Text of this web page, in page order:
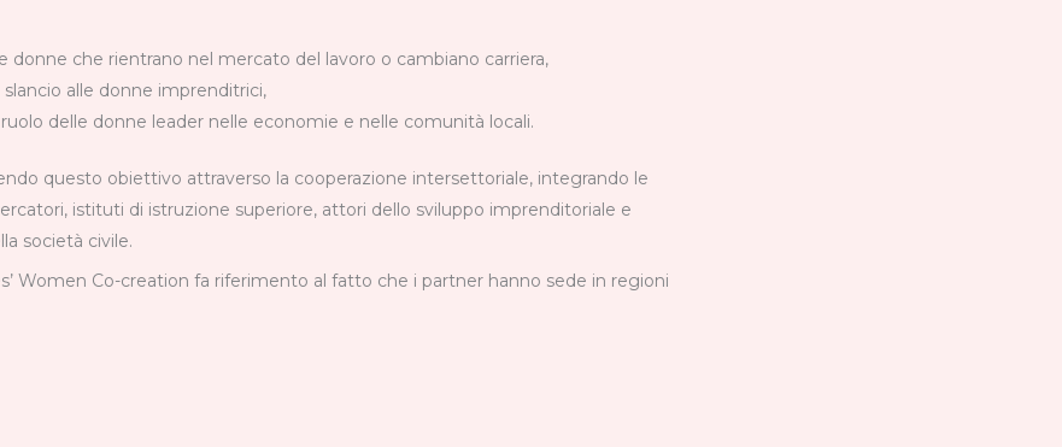
donne che rientrano nel mercato del lavoro o cambiano carriera,
alle donne imprenditrici,
delle donne leader nelle economie e nelle comunità locali.
questo obiettivo attraverso la cooperazione intersettoriale, integrando le
istituti di istruzione superiore, attori dello sviluppo imprenditoriale e
società civile.
Women Co-creation fa riferimento al fatto che i partner hanno sede in regioni